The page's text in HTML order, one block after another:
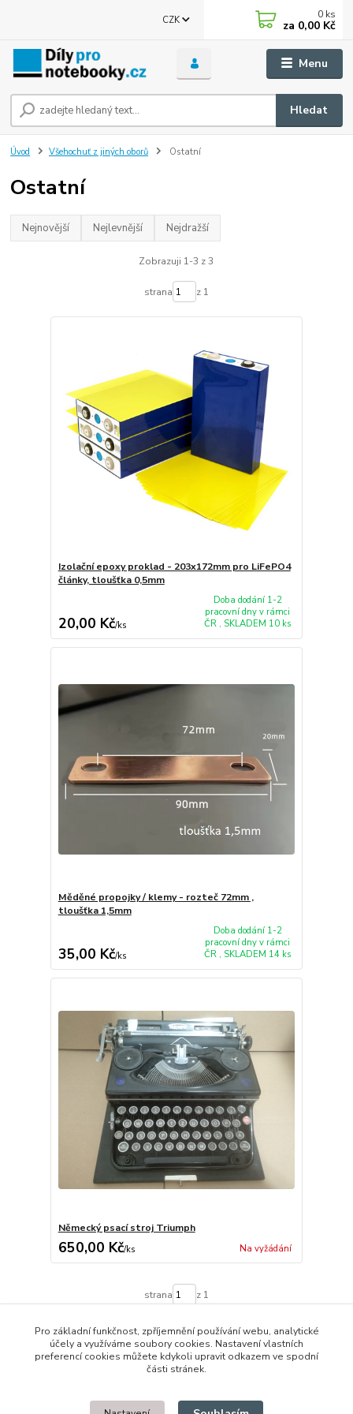
Menu
CZK
Hledat
0 ks
za 0,00 Kč
Úvod Všehochuť z jiných oborů Ostatní
Ostatní
Nejnovější Nejlevnější Nejdražší
Zobrazuji 1-3 z 3
strana z 1
Izolační epoxy proklad - 203x172mm pro LiFePO4
články, tloušťka 0,5mm
20,00 Kč/ks
Doba dodání 1-2
pracovní dny v rámci
ČR , SKLADEM 10 ks
Měděné propojky / klemy - rozteč 72mm ,
tloušťka 1,5mm
35,00 Kč/ks
Doba dodání 1-2
pracovní dny v rámci
ČR , SKLADEM 14 ks
Německý psací stroj Triumph
650,00 Kč/ks Na vyžádání
strana z 1
© 2014 - 2025 Díly pro notebooky
Pro základní funkčnost, zpříjemnění používání webu, analytické
účely a využíváme soubory cookies. Nastavení vlastních
preferencí cookies můžete kdykoli upravit odkazem ve spodní
části stránek.